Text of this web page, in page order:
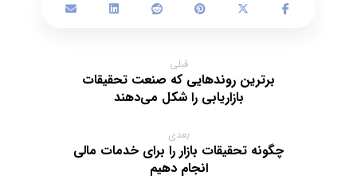
قبلی
برترین روندهایی که صنعت تحقیقات
بازاریابی را شکل می‌دهند
بعدی
چگونه تحقیقات بازار را برای خدمات مالی
انجام دهیم